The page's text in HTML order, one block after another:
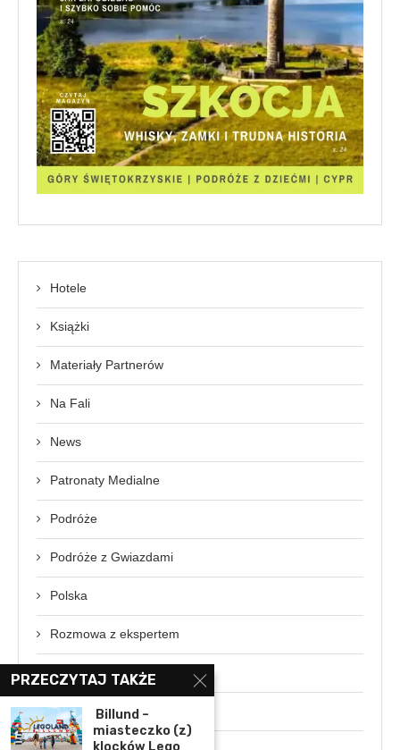
Hotele
Książki
Materiały Partnerów
Na Fali
News
Patronaty Medialne
Podróże
Podróże z Gwiazdami
Polska
Rozmowa z ekspertem
Świat
Wydarzenia
PRZECZYTAJ TAKŻE
Billund –
miasteczko (z)
klocków Lego